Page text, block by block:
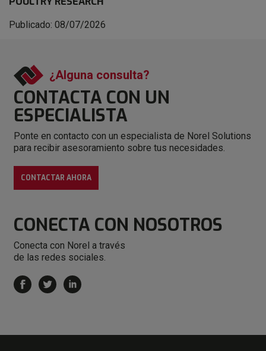
Publicado: 08/07/2026
¿Alguna consulta?
CONTACTA CON UN
ESPECIALISTA
Ponte en contacto con un especialista de Norel Solutions
para recibir asesoramiento sobre tus necesidades.
CONTACTAR AHORA
CONECTA CON NOSOTROS
Conecta con Norel a través
de las redes sociales.